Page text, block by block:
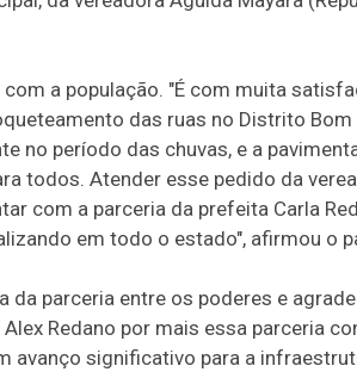
a população. "É com muita
das ruas no Distrito
no período das chuvas, e a
todos. Atender esse pedido da
com a parceria da prefeita Carla
em todo o estado", afirmou o
parceria entre os poderes e
Redano por mais essa parceria
avanço significativo para a